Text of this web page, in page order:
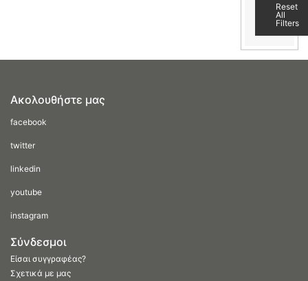
Reset
All
Filters
Ακολουθήστε μας
facebook
twitter
linkedin
youtube
instagram
Σύνδεσμοι
Είσαι συγγραφέας?
Σχετικά με μας